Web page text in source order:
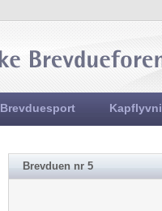
Brevduesport
Brevduen nr 5